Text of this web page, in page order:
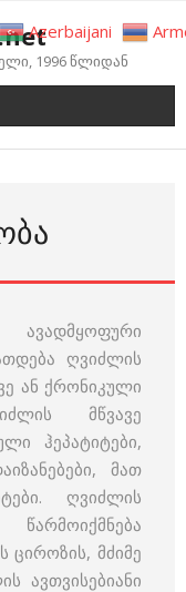
1996 წლიდან
ღვიძლის
ან ქრონიკული
მწვავე
ჰეპატიტები,
მათ
ღვიძლის
ციროზის, მძიმე
ავთვისებიანი
Azerbaijani